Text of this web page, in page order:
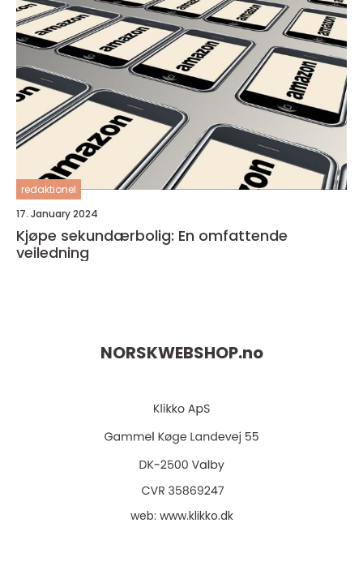
redaktionel
17. January 2024
Kjøpe sekundærbolig: En omfattende
veiledning
NORSKWEBSHOP.no
web: www.klikko.dk